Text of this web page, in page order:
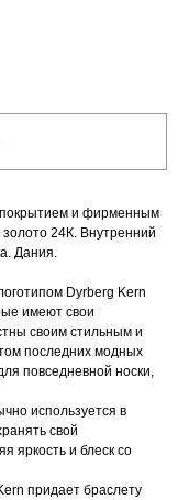
и фирменным
24К. Внутренний
Дания.
Dyrberg Kern
имеют свои
своим стильным и
последних модных
повседневной носки,
используется в
свой
яркость и блеск со
придает браслету